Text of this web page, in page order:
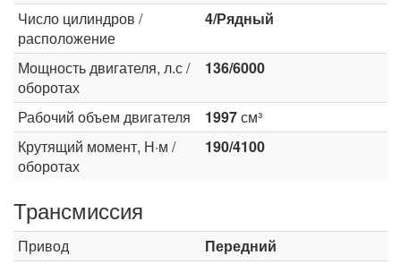
Число цилиндров /
расположение
4/Рядный
Мощность двигателя, л.с /
оборотах
136/6000
Рабочий объем двигателя 1997см³
Крутящий момент, Н·м /
оборотах
190/4100
Трансмиссия
Привод
Передний